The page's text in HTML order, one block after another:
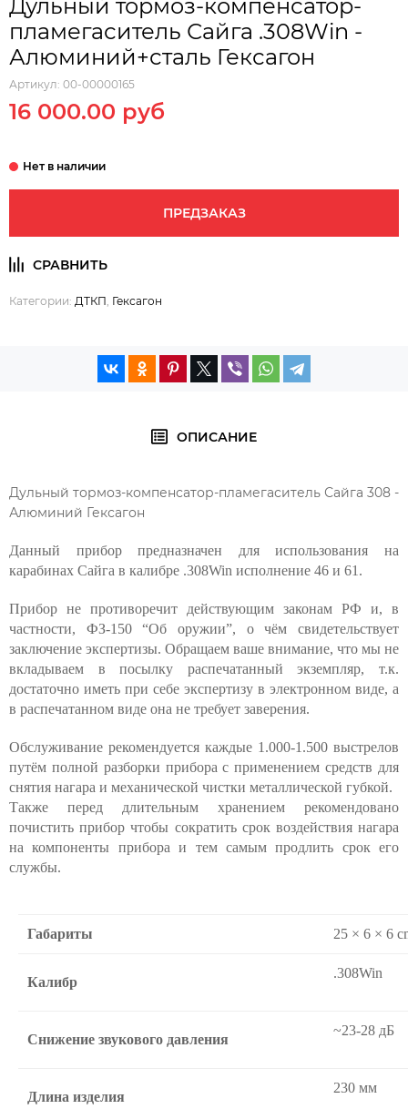
Дульный тормоз-компенсатор-
пламегаситель Сайга .308Win -
Алюминий+сталь Гексагон
Артикул: 00-00000165
16 000.00 руб
ПРЕДЗАКАЗ
Категории: ДТКП Гексагон
ОПИСАНИЕ
Дульный тормоз-компенсатор-пламегаситель Сайга 308 -
Алюминий Гексагон
Данный прибор предназначен для использования на
карабинах Сайга в калибре .308Win исполнение 46 и 61.
Прибор не противоречит действующим законам РФ и, в
частности, ФЗ-150 “Об оружии”, о чём свидетельствует
заключение экспертизы. Обращаем ваше внимание, что мы не
вкладываем в посылку распечатанный экземпляр, т.к.
достаточно иметь при себе экспертизу в электронном виде, а
в распечатанном виде она не требует заверения.
Обслуживание рекомендуется каждые 1.000-1.500 выстрелов
путём полной разборки прибора с применением средств для
снятия нагара и механической чистки металлической губкой.
Также перед длительным хранением рекомендовано
почистить прибор чтобы сократить срок воздействия нагара
на компоненты прибора и тем самым продлить срок его
службы.
Габариты 25 × 6 × 6
Калибр
.308Win
Снижение звукового давления
~23-28 дБ
Длина изделия
230 мм